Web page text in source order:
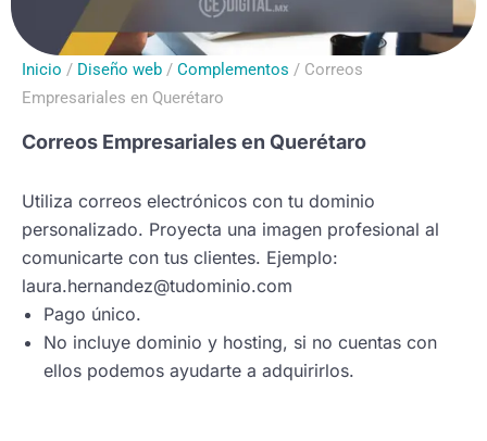
Inicio / Diseño web / Complementos / Correos
Empresariales en Querétaro
Correos Empresariales en Querétaro
Utiliza correos electrónicos con tu dominio
personalizado. Proyecta una imagen profesional al
comunicarte con tus clientes. Ejemplo:
laura.hernandez@tudominio.com
Pago único.
No incluye dominio y hosting, si no cuentas con
ellos podemos ayudarte a adquirirlos.